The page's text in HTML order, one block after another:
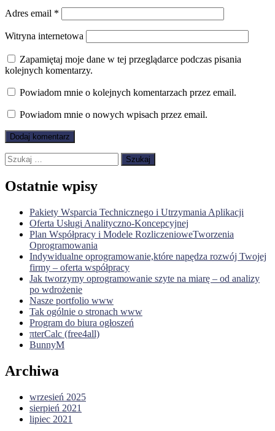
Adres email *
Witryna internetowa
Zapamiętaj moje dane w tej przeglądarce podczas pisania
kolejnych komentarzy.
Powiadom mnie o kolejnych komentarzach przez email.
Powiadom mnie o nowych wpisach przez email.
Szukaj:
Ostatnie wpisy
Pakiety Wsparcia Technicznego i Utrzymania Aplikacji
Oferta Usługi Analityczno-Koncepcyjnej
Plan Współpracy i Modele RozliczenioweTworzenia
Oprogramowania
Indywidualne oprogramowanie,które napędza rozwój Twojej
firmy – oferta współpracy
Jak tworzymy oprogramowanie szyte na miarę – od analizy
po wdrożenie
Nasze portfolio www
Tak ogólnie o stronach www
Program do biura ogłoszeń
πterCalc (free4all)
BunnyM
Archiwa
wrzesień 2025
sierpień 2021
lipiec 2021